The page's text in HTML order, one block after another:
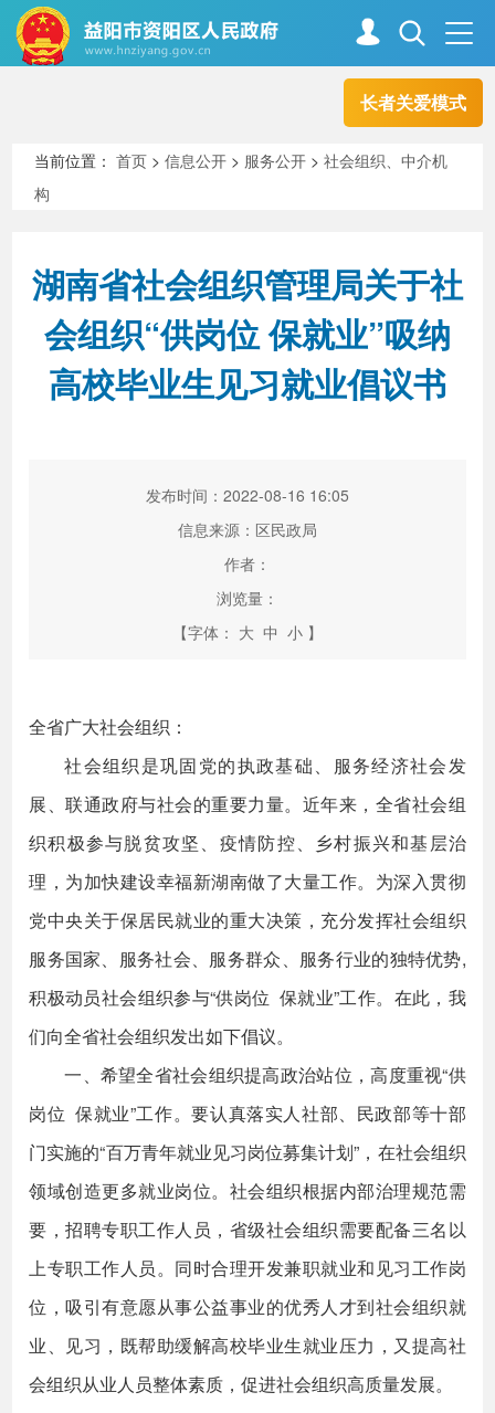
长者关爱模式
走进资阳
新闻中心 解读回应
政务服务 互动交流
高效办成一件事
当前位置：首页 >信息公开 > 服务公开 >社会组织、中介机
构
湖南省社会组织管理局关于社
会组织“供岗位 保就业”吸纳
高校毕业生见习就业倡议书
发布时间：2022-08-16 16:05
信息来源：区民政局
作者：
浏览量：
【字体： 大 中 小 】
全省广大社会组织：
社会组织是巩固党的执政基础、服务经济社会发
展、联通政府与社会的重要力量。近年来，全省社会组
织积极参与脱贫攻坚、疫情防控、乡村振兴和基层治
理，为加快建设幸福新湖南做了大量工作。为深入贯彻
党中央关于保居民就业的重大决策，充分发挥社会组织
服务国家、服务社会、服务群众、服务行业的独特优势,
积极动员社会组织参与“供岗位 保就业”工作。在此，我
们向全省社会组织发出如下倡议。
一、希望全省社会组织提高政治站位，高度重视“供
岗位 保就业”工作。要认真落实人社部、民政部等十部
门实施的“百万青年就业见习岗位募集计划”，在社会组织
领域创造更多就业岗位。社会组织根据内部治理规范需
要，招聘专职工作人员，省级社会组织需要配备三名以
上专职工作人员。同时合理开发兼职就业和见习工作岗
位，吸引有意愿从事公益事业的优秀人才到社会组织就
业、见习，既帮助缓解高校毕业生就业压力，又提高社
会组织从业人员整体素质，促进社会组织高质量发展。